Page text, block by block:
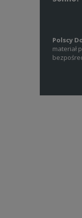
Polscy
materiał